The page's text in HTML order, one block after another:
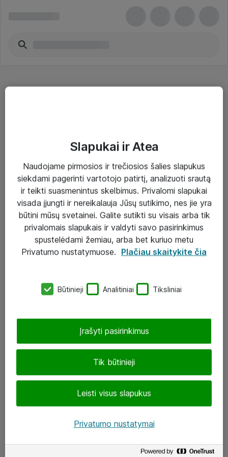
Sprendimai ir paslaugos
Paslaugos
Sprendimai
Įgyvendinti projektai
Atea ekspertų patarimai verslui
UAB „ATEA“
J. Rutkausko g. 6, Vilnius
Atea kontaktai
Aplankykite mus
Slapukai ir Atea
Naudojame pirmosios ir trečiosios šalies slapukus
siekdami pagerinti vartotojo patirtį, analizuoti srautą
ir teikti suasmenintus skelbimus. Privalomi slapukai
visada įjungti ir nereikalauja Jūsų sutikimo, nes jie yra
būtini mūsų svetainei. Galite sutikti su visais arba tik
privalomais slapukais ir valdyti savo pasirinkimus
spustelėdami žemiau, arba bet kuriuo metu
Privatumo nustatymuose. Plačiau skaitykite čia
Būtinieji Analitiniai Tiksliniai
Tik būtinieji
Leisti visus slapukus
Įrašyti pasirinkimus
Privatumo nustatymai